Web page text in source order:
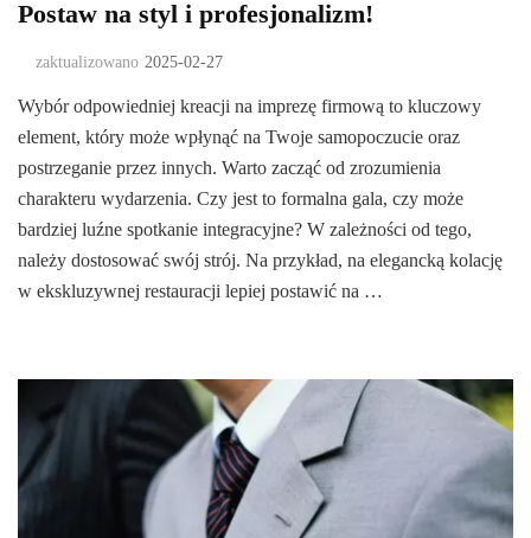
Postaw na styl i profesjonalizm!
zaktualizowano 2025-02-27
Wybór odpowiedniej kreacji na imprezę firmową to kluczowy
element, który może wpłynąć na Twoje samopoczucie oraz
postrzeganie przez innych. Warto zacząć od zrozumienia
charakteru wydarzenia. Czy jest to formalna gala, czy może
bardziej luźne spotkanie integracyjne? W zależności od tego,
należy dostosować swój strój. Na przykład, na elegancką kolację
w ekskluzywnej restauracji lepiej postawić na …